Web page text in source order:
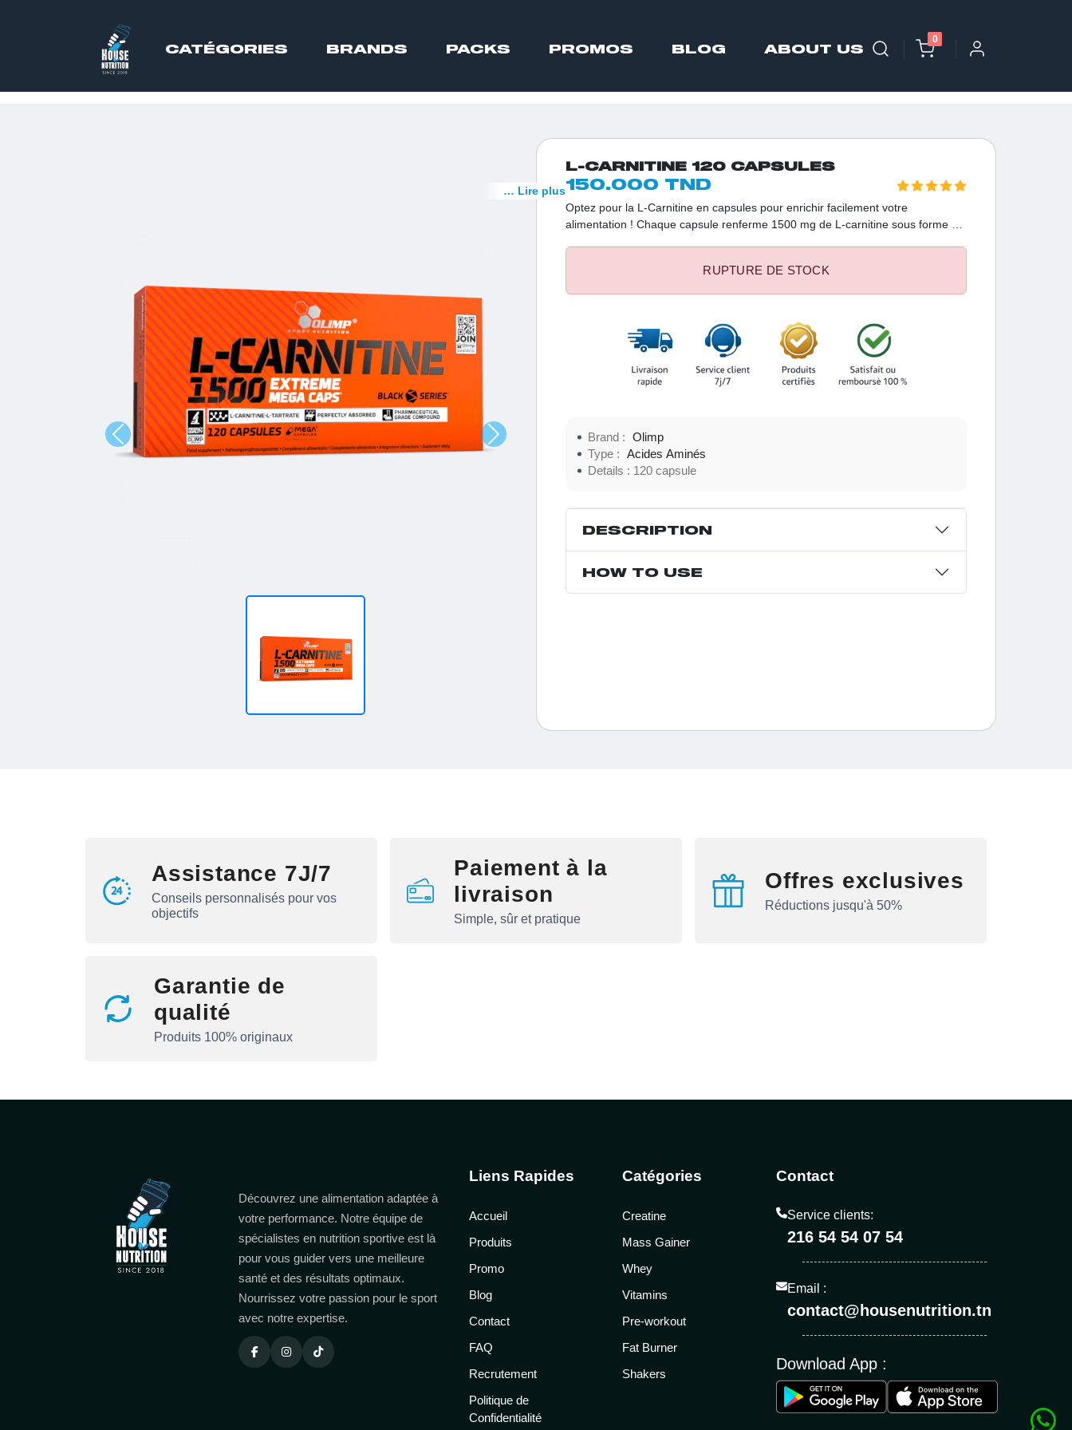
CATÉGORIES BRANDS PACKS PROMOS BLOG ABOUT US
0
L-CARNITINE 120 CAPSULES
150.000 TND
Optez pour la L-Carnitine en capsules pour enrichir facilement votre
alimentation ! Chaque capsule renferme 1500 mg de L-carnitine sous forme de
… Lire plus
RUPTURE DE STOCK
Brand :
Olimp
Type :
Acides Aminés
Details :
120 capsule
DESCRIPTION
HOW TO USE
Assistance 7J/7
Conseils personnalisés pour vos
objectifs
Paiement à la
livraison
Simple, sûr et pratique
Offres exclusives
Réductions jusqu'à 50%
Garantie de
qualité
Produits 100% originaux
Découvrez une alimentation adaptée à
votre performance. Notre équipe de
spécialistes en nutrition sportive est là
pour vous guider vers une meilleure
santé et des résultats optimaux.
Nourrissez votre passion pour le sport
avec notre expertise.
Liens Rapides
Accueil
Produits
Promo
Blog
Contact
FAQ
Recrutement
Politique de
Confidentialité
Catégories
Creatine
Mass Gainer
Whey
Vitamins
Pre-workout
Fat Burner
Shakers
Contact
Service clients:
216 54 54 07 54
Email :
contact@housenutrition.tn
Download App :